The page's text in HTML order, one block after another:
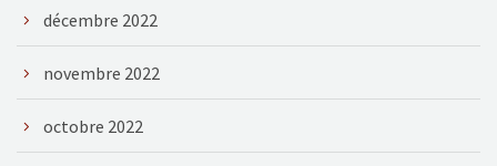
décembre 2022
novembre 2022
octobre 2022